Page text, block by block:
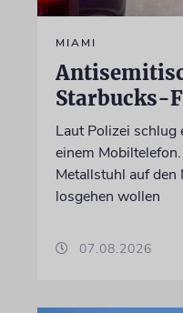
MIAMI
Starbucks-
Laut Polizei schlug
einem
Metallstuhl auf den
losgehen wollen
07.08.2026